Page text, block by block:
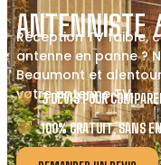
ANTENNISTE
Réception TV faible,
antenne en panne ?
Beaumont et
votre antenne TV.
3 DEVIS POUR
100% GRATUIT, SANS